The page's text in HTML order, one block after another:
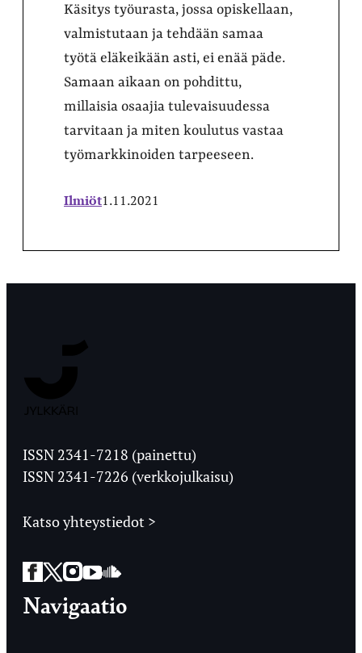
Käsitys työurasta, jossa opiskellaan,
valmistutaan ja tehdään samaa
työtä eläkeikään asti, ei enää päde.
Samaan aikaan on pohdittu,
millaisia osaajia tulevaisuudessa
tarvitaan ja miten koulutus vastaa
työmarkkinoiden tarpeeseen.
Ilmiöt1.11.2021
Ylioppilaslehti
ISSN 2341-7218 (painettu)
ISSN 2341-7226 (verkkojulkaisu)
Katso yhteystiedot >
Facebook
Twitter
Instagram
YouTube
SoundCloud
Navigaatio